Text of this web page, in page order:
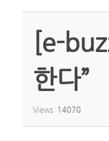
[e-
한다”
Views 14070